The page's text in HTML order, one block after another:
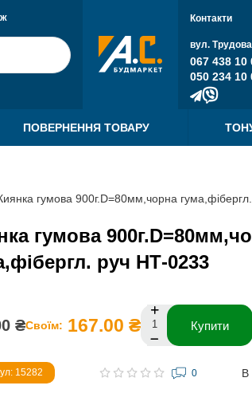
Контакти
вул.
067 438 10
050 234 10
ПОВЕРНЕННЯ ТОВАРУ
гумова 900г.D=80мм,чорна
гумова
руч НТ-0233
₴Своїм: 167.00 ₴ Купити
15282 0 В